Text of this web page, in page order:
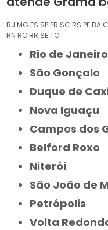
RJ MG ES SP PR SC RS PE BA
RN RO RR SETO
Rio de Janeiro
São Gonçalo
Duque de
Nova Iguaçu
Campos dos
Belford Roxo
Niterói
São João de
Petrópolis
Volta